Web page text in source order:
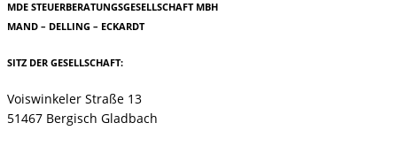
MDE STEUERBERATUNGSGESELLSCHAFT MBH
MAND – DELLING – ECKARDT
SITZ DER GESELLSCHAFT:
Voiswinkeler Straße 13
51467 Bergisch Gladbach